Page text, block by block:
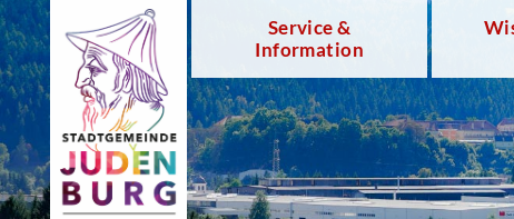
Service &
Information